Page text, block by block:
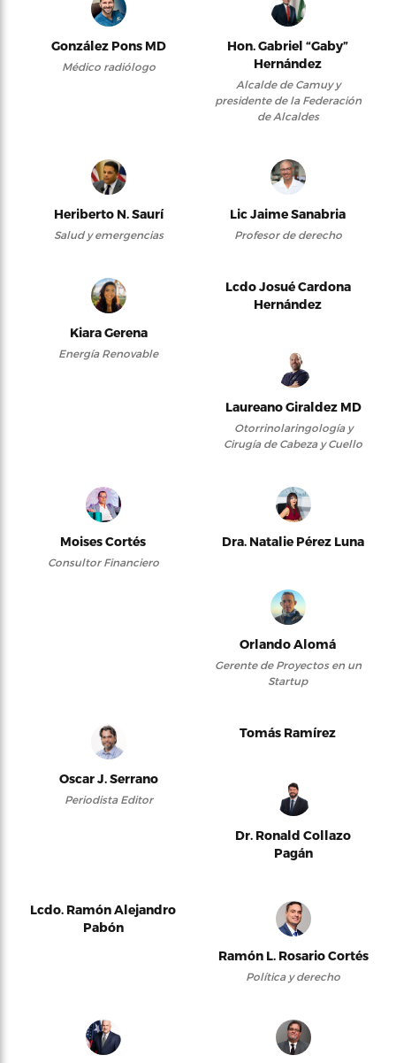
González Pons MD
Médico radiólogo
Hon. Gabriel “Gaby”
Hernández
Alcalde de Camuy y
presidente de la Federación
de Alcaldes
Heriberto N. Saurí
Salud y emergencias
Lic Jaime Sanabria
Profesor de derecho
Kiara Gerena
Energía Renovable
Lcdo Josué Cardona
Hernández
Laureano Giraldez MD
Otorrinolaringología y
Cirugía de Cabeza y Cuello
Moises Cortés
Consultor Financiero
Dra. Natalie Pérez Luna
Orlando Alomá
Gerente de Proyectos en un
Startup
Oscar J. Serrano
Periodista Editor
Tomás Ramírez
Dr. Ronald Collazo
Pagán
Lcdo. Ramón Alejandro
Pabón
Ramón L. Rosario Cortés
Política y derecho